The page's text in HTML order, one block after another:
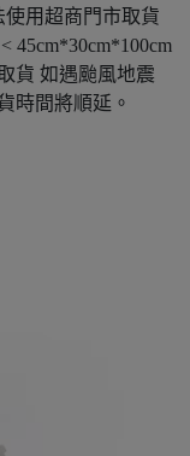
用超商門市取貨
45cm*30cm*100cm
貨 如遇颱風地震
時間將順延。